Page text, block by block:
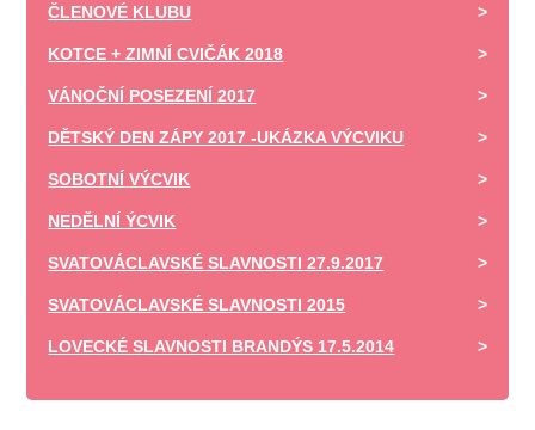
ČLENOVÉ KLUBU
KOTCE + ZIMNÍ CVIČÁK 2018
VÁNOČNÍ POSEZENÍ 2017
DĚTSKÝ DEN ZÁPY 2017 -UKÁZKA VÝCVIKU
SOBOTNÍ VÝCVIK
NEDĚLNÍ ÝCVIK
SVATOVÁCLAVSKÉ SLAVNOSTI 27.9.2017
SVATOVÁCLAVSKÉ SLAVNOSTI 2015
LOVECKÉ SLAVNOSTI BRANDÝS 17.5.2014